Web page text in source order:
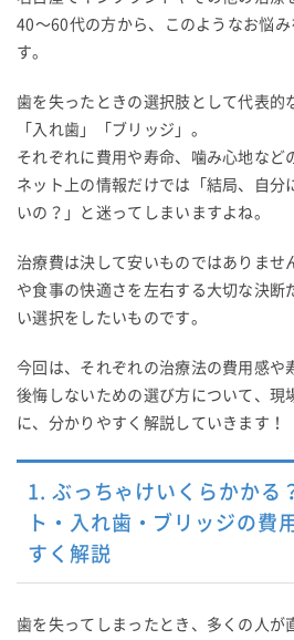
40〜60代の方から、このようなお悩
す。
歯を失ったときの選択肢として代表的
「入れ歯」「ブリッジ」。
それぞれに費用や寿命、噛み心地など
ネット上の情報だけでは「結局、自分
いの？」と迷ってしまいますよね。
治療費は決して安いものではありませ
や食事の快適さを左右する大切な決断
い選択をしたいものです。
今回は、それぞれの治療法の費用感や
後悔しないための選び方について、現
に、分かりやすく解説していきます！
1. ぶっちゃけいくらかかる
ト・入れ歯・ブリッジの費
すく解説
歯を失ってしまったとき、多くの人が